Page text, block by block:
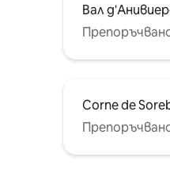
Вал
Corne de